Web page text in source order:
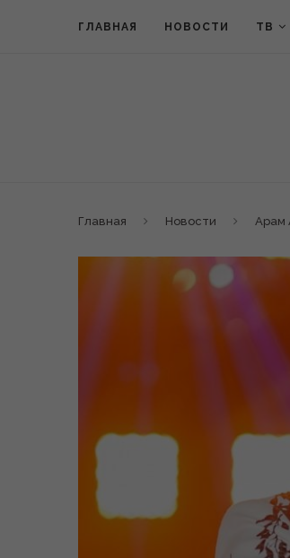
ГЛАВНАЯ НОВОСТИ ТВ
Главная Новости Арам